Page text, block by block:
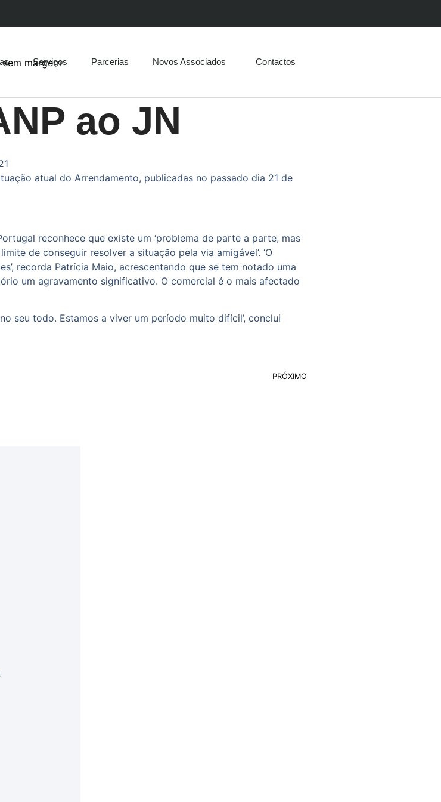
Serviços Parcerias Novos Associados Contactos
ao JN
atual do Arrendamento, publicadas no passado dia 21 de
reconhece que existe um ‘problema de parte a parte, mas
de conseguir resolver a situação pela via amigável’. ‘O
recorda Patrícia Maio, acrescentando que se tem notado uma
um agravamento significativo. O comercial é o mais afectado
seu todo. Estamos a viver um período muito difícil’, conclui
PRÓXIMO